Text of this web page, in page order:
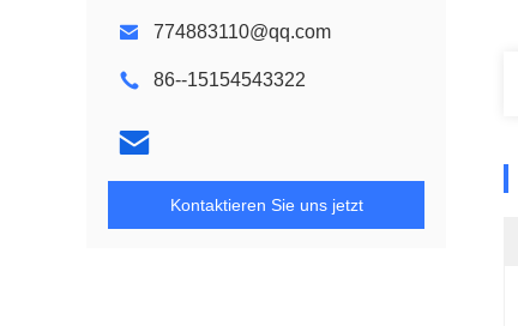
774883110@qq.com
86--15154543322
Kontaktieren Sie uns jetzt